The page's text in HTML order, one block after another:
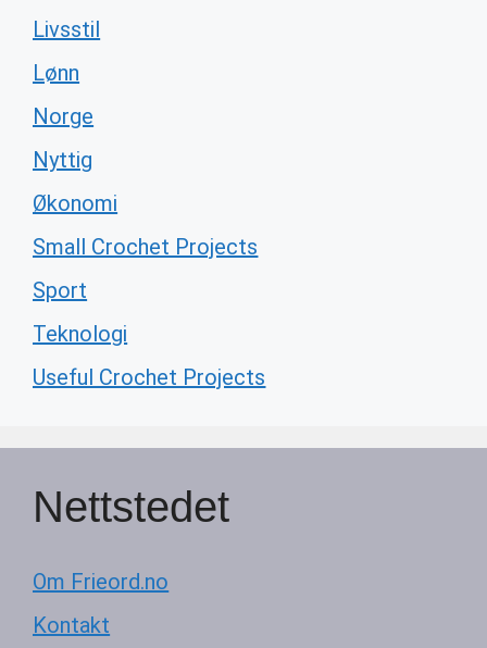
Livsstil
Lønn
Norge
Nyttig
Økonomi
Small Crochet Projects
Sport
Teknologi
Useful Crochet Projects
Nettstedet
Om Frieord.no
Kontakt